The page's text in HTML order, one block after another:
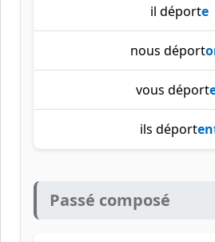
il déporte
nous déport
vous déport
ils déport
Passé composé